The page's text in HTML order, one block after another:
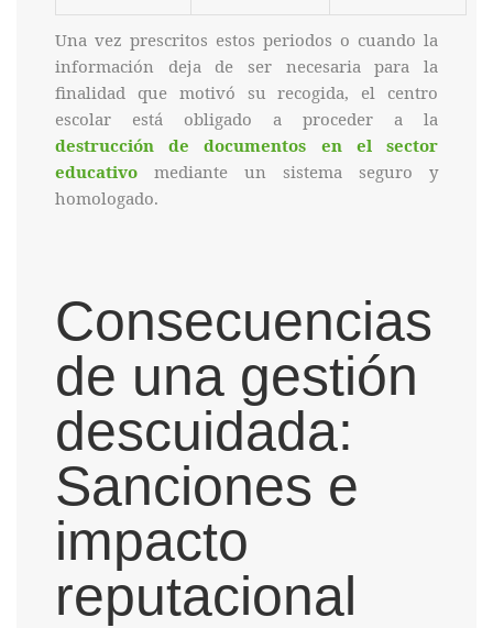
Una vez prescritos estos periodos o cuando la
información deja de ser necesaria para la
finalidad que motivó su recogida, el centro
escolar está obligado a proceder a la
destrucción de documentos en el sector
educativo mediante un sistema seguro y
homologado.
Consecuencias
de una gestión
descuidada:
Sanciones e
impacto
reputacional